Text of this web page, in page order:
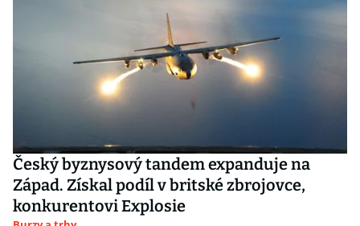
Český byznysový tandem expanduje na
Západ. Získal podíl v britské zbrojovce,
konkurentovi Explosie